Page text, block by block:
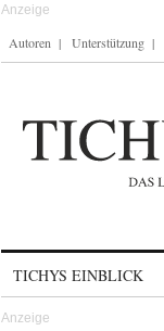
Autoren Unterstützung
TICHYS EINBLICK